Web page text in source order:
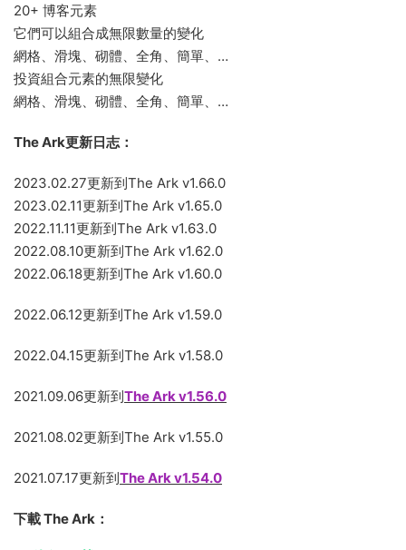
20+ 博客元素
它們可以組合成無限數量的變化
網格、滑塊、砌體、全角、簡單、…
投資組合元素的無限變化
網格、滑塊、砌體、全角、簡單、…
The Ark更新日志：
2023.02.27更新到The Ark v1.66.0
2023.02.11更新到The Ark v1.65.0
2022.11.11更新到The Ark v1.63.0
2022.08.10更新到The Ark v1.62.0
2022.06.18更新到The Ark v1.60.0
2022.06.12更新到The Ark v1.59.0
2022.04.15更新到The Ark v1.58.0
2021.09.06更新到The Ark v1.56.0
2021.08.02更新到The Ark v1.55.0
2021.07.17更新到The Ark v1.54.0
下載 The Ark：